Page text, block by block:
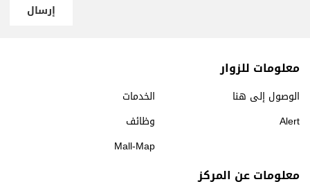
إرسال
معلومات للزوار
الخدمات
الوصول إلى هنا
وظائف
Alert
Mall-Map
معلومات عن المركز